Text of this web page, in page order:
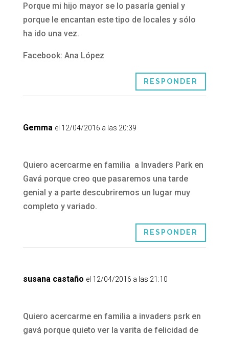
Porque mi hijo mayor se lo pasaría genial y
porque le encantan este tipo de locales y sólo
ha ido una vez.
Facebook: Ana López
RESPONDER
Gemma el 12/04/2016 a las 20:39
Quiero acercarme en familia a Invaders Park en
Gavá porque creo que pasaremos una tarde
genial y a parte descubriremos un lugar muy
completo y variado.
RESPONDER
susana castaño el 12/04/2016 a las 21:10
Quiero acercarme en familia a invaders psrk en
gavá porque quieto ver la varita de felicidad de